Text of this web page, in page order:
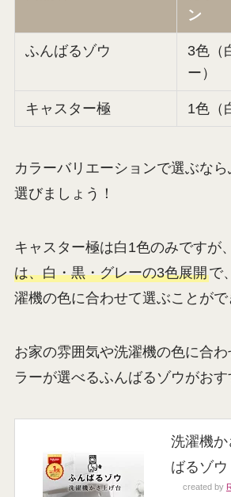
ン
ふんばるゾウ
3色（
ー）
キャスター極 1色（
カラーバリエーションで選ぶな
選びましょう！
キャスター極は白1色のみですが、
は、白・黒・グレーの3色展開で
濯機の色に合わせて選ぶことがで
お家の雰囲気や洗濯機の色に合
ラーが選べるふんばるゾウがおす
洗濯機
ばるゾウ
created by